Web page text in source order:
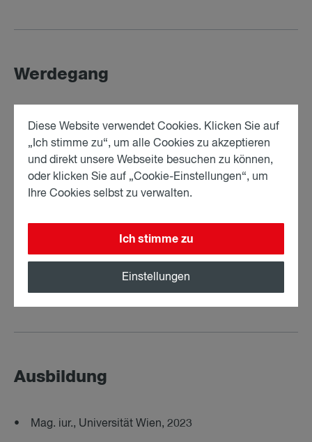
Werdegang
• Associate bei Fellner Wratzfeld & Partner seit März
2026
• Associate in einer österreichischen
Rechtsanwaltskanzlei (03/2025-12/2025)
• Trainee in einer renommierten Rechtsanwaltskanzlei
• Juristische Mitarbeiterin in einer renommierten
österreichischen Rechtsanwaltskanzlei (04/2024-
09/2024)
• Gerichtspraxis im Sprengel des OLG Wien (09/2023-
Ausbildung
• Mag. iur., Universität Wien, 2023
Diese Website verwendet Cookies. Klicken Sie auf
„Ich stimme zu“, um alle Cookies zu akzeptieren
und direkt unsere Webseite besuchen zu können,
oder klicken Sie auf „Cookie-Einstellungen“, um
Ihre Cookies selbst zu verwalten.
Ich stimme zu
Einstellungen